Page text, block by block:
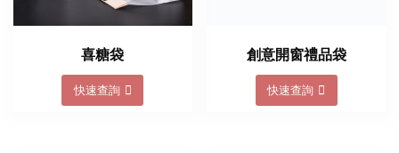
喜糖袋
快速查詢
創意開窗禮品袋
快速查詢